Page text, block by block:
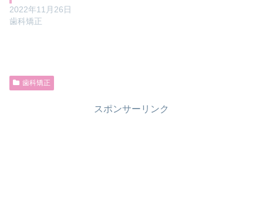
2022年11月26日
歯科矯正
歯科矯正
スポンサーリンク